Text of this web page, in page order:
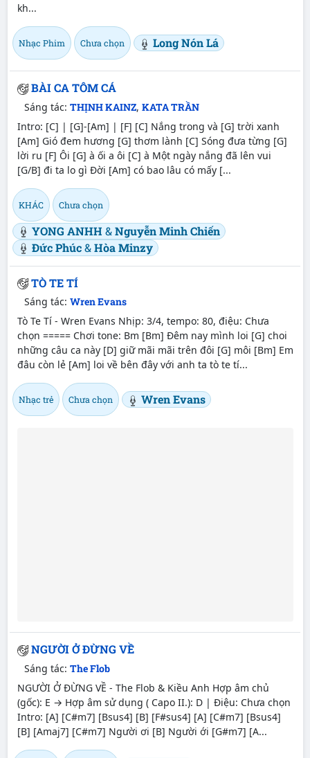
kh...
Nhạc Phim Chưa chọn Long Nón Lá
BÀI CA TÔM CÁ
Sáng tác: THỊNH KAINZ, KATA TRẦN
Intro: [C] | [G]-[Am] | [F] [C] Nắng trong và [G] trời xanh
[Am] Gió đem hương [G] thơm lành [C] Sóng đưa từng [G]
lời ru [F] Ôi [G] à ối a ôi [C] à Một ngày nắng đã lên vui
[G/B] đi ta lo gì Đời [Am] có bao lâu có mấy [...
KHÁC Chưa chọn
YONG ANHH &Nguyễn Minh Chiến
Đức Phúc&Hòa Minzy
TÒ TE TÍ
Sáng tác: Wren Evans
Tò Te Tí - Wren Evans Nhịp: 3/4, tempo: 80, điệu: Chưa
chọn ===== Chơi tone: Bm [Bm] Đêm nay mình loi [G] choi
những câu ca này [D] giữ mãi mãi trên đôi [G] môi [Bm] Em
đâu còn lẻ [Am] loi về bên đây với anh ta tò te tí...
Nhạc trẻ Chưa chọn Wren Evans
NGƯỜI Ở ĐỪNG VỀ
Sáng tác: The Flob
NGƯỜI Ở ĐỪNG VỀ - The Flob & Kiều Anh Hợp âm chủ
(gốc): E → Hợp âm sử dụng ( Capo II.): D | Điệu: Chưa chọn
Intro: [A] [C#m7] [Bsus4] [B] [F#sus4] [A] [C#m7] [Bsus4]
[B] [Amaj7] [C#m7] Người ơi [B] Người ới [G#m7] [A...